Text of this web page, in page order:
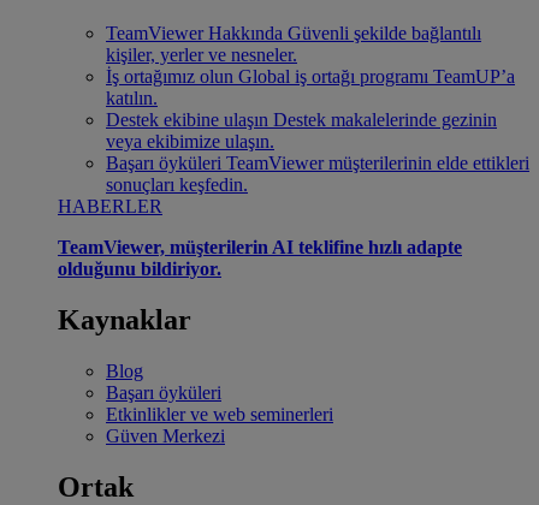
TeamViewer Hakkında Güvenli şekilde bağlantılı
kişiler, yerler ve nesneler.
İş ortağımız olun Global iş ortağı programı TeamUP’a
katılın.
Destek ekibine ulaşın Destek makalelerinde gezinin
veya ekibimize ulaşın.
Başarı öyküleri TeamViewer müşterilerinin elde ettikleri
sonuçları keşfedin.
HABERLER
TeamViewer, müşterilerin AI teklifine hızlı adapte
olduğunu bildiriyor.
Kaynaklar
Blog
Başarı öyküleri
Etkinlikler ve web seminerleri
Güven Merkezi
Ortak